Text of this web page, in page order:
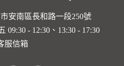
安南區長和路一段250號
09:30 - 12:30、13:30 - 17:30
服信箱